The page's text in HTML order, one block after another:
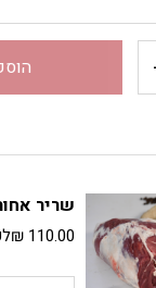
שריר
₪ 110.00